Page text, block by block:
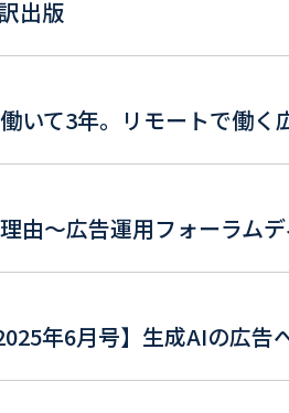
出版
いて3年。リモートで働く
由～広告運用フォーラム
年6月号】生成AIの広